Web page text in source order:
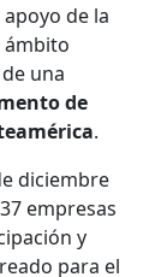
de la
ámbito
una
de
.
diciembre
empresas
y
para el